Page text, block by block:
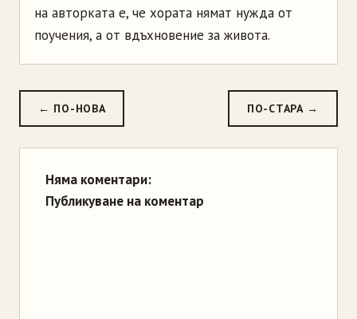
на авторката е, че хората нямат нужда от
поучения, а от вдъхновение за живота.
← ПО-НОВА ПО-СТАРА →
Няма коментари:
Публикуване на коментар